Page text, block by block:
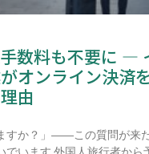
数料も不要に ―
オンライン決済
由
すか？」――この質問が来